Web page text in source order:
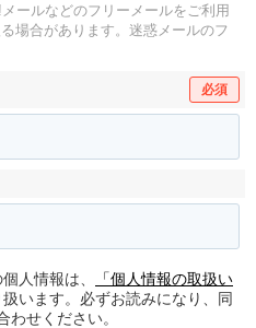
ールなどのフリーメールをご利用
場合があります。 迷惑メールのフ
必須
人情報は、
「個人情報の取扱い
います。必ずお読みになり、同
わせください。